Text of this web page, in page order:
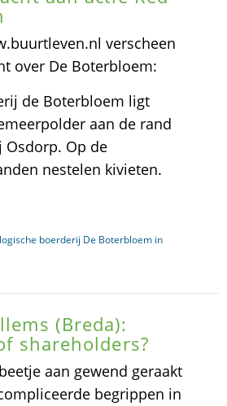
verscheen
over De Boterbloem:
de Boterbloem ligt
aan de rand
Osdorp. Op de
nestelen kivieten.
boerderij De Boterbloem in
(Breda):
shareholders?
aan gewend geraakt
begrippen in